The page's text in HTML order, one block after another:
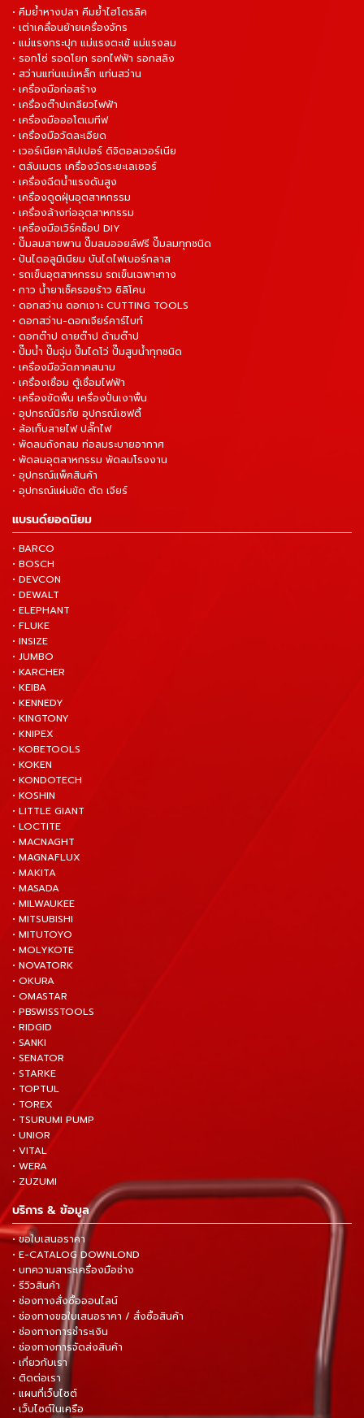
• คีมย้ำหางปลา คีมย้ำไฮโดรลิค
• เต่าเคลื่อนย้ายเครื่องจักร
• แม่แรงกระปุก แม่แรงตะเข้ แม่แรงลม
• รอกโซ่ รอดโยก รอกไฟฟ้า รอกสลิง
• สว่านแท่นแม่เหล็ก แท่นสว่าน
• เครื่องมือก่อสร้าง
• เครื่องต๊าปเกลียวไฟฟ้า
• เครื่องมือออโตเมทีฟ
• เครื่องมือวัดละเอียด
• เวอร์เนียคาลิปเปอร์ ดิจิตอลเวอร์เนีย
• ตลับเมตร เครื่องวัดระยะเลเซอร์
• เครื่องฉีดน้ำแรงดันสูง
• เครื่องดูดฝุ่นอุตสาหกรรม
• เครื่องล้างท่ออุตสาหกรรม
• เครื่องมือเวิร์คช็อป DIY
• ปั๊มลมสายพาน ปั๊มลมออยล์ฟรี ปั๊มลมทุกชนิด
• ปันไดอลูมิเนียม บันไดไฟเบอร์กลาส
• รถเข็นอุตสาหกรรม รถเข็นเฉพาะทาง
• กาว น้ำยาเช็ครอยร้าว ซิลิโคน
• ดอกสว่าน ดอกเจาะ CUTTING TOOLS
• ดอกสว่าน-ดอกเจียร์คาร์ไบท์
• ดอกต๊าป ดายต๊าป ด้ามต๊าป
• ปั๊มน้ำ ปั๊มจุ่ม ปั๊มไดโว่ ปั๊มสูบน้ำทุกชนิด
• เครื่องมือวัดภาคสนาม
• เครื่องเชื่อม ตู้เชื่อมไฟฟ้า
• เครื่องขัดพื้น เครื่องปั่นเงาพื้น
• อุปกรณ์นิรภัย อุปกรณ์เซฟตี้
• ล้อเก็บสายไฟ ปลั๊กไฟ
• พัดลมถังกลม ท่อลมระบายอากาศ
• พัดลมอุตสาหกรรม พัดลมโรงงาน
• อุปกรณ์แพ็คสินค้า
• อุปกรณ์แผ่นขัด ตัด เจียร์
แบรนด์ยอดนิยม
• BARCO
• BOSCH
• DEVCON
• DEWALT
• ELEPHANT
• FLUKE
• INSIZE
• JUMBO
• KARCHER
• KEIBA
• KENNEDY
• KINGTONY
• KNIPEX
• KOBETOOLS
• KOKEN
• KONDOTECH
• KOSHIN
• LITTLE GIANT
• LOCTITE
• MACNAGHT
• MAGNAFLUX
• MAKITA
• MASADA
• MILWAUKEE
• MITSUBISHI
• MITUTOYO
• MOLYKOTE
• NOVATORK
• OKURA
• OMASTAR
• PBSWISSTOOLS
• RIDGID
• SANKI
• SENATOR
• STARKE
• TOPTUL
• TOREX
• TSURUMI PUMP
• UNIOR
• VITAL
• WERA
• ZUZUMI
บริการ & ข้อมูล
• ขอใบเสนอราคา
• E-CATALOG DOWNLOND
• บทความสาระเครื่องมือช่าง
• รีวิวสินค้า
• ช่องทางสั่งซื้อออนไลน์
• ช่องทางขอใบเสนอราคา / สั่งซื้อสินค้า
• ช่องทางการชำระเงิน
• ช่องทางการจัดส่งสินค้า
• เกี่ยวกับเรา
• ติดต่อเรา
• แผนที่เว็บไซต์
• เว็บไซต์ในเครือ